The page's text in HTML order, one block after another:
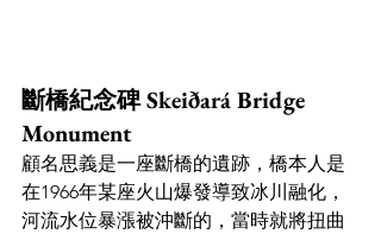
斷橋紀念碑 Skeiðará Bridge
Monument
顧名思義是一座斷橋的遺跡，橋本人是
在1966年某座火山爆發導致冰川融化，
河流水位暴漲被沖斷的，當時就將扭曲